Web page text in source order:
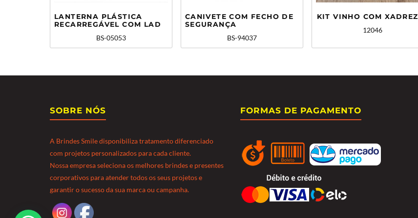
LANTERNA PLÁSTICA
RECARREGÁVEL COM LAD
BS-05053
CANIVETE COM FECHO DE
SEGURANÇA
BS-94037
KIT VINHO COM XADREZ
12046
SOBRE NÓS
A Brindes Smile disponibiliza tratamento diferenciado
com projetos personalizados para cada cliente.
Nossa empresa seleciona os melhores brindes e presentes
corporativos para atender todos os seus projetos e
garantir o sucesso da sua marca ou campanha.
FORMAS DE PAGAMENTO